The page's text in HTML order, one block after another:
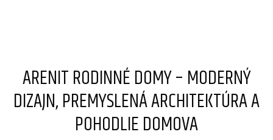
ARENIT RODINNÉ DOMY – MODERNÝ
DIZAJN, PREMYSLENÁ ARCHITEKTÚRA A
POHODLIE DOMOVA